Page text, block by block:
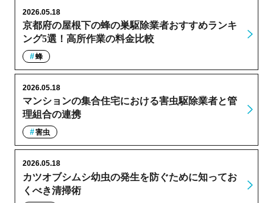
京都府の屋根下の蜂の巣駆除業者おすすめランキ
ング5選！高所作業の料金比較
2026.05.18
蜂
マンションの集合住宅における害虫駆除業者と管
理組合の連携
2026.05.18
害虫
カツオブシムシ幼虫の発生を防ぐために知ってお
くべき清掃術
2026.05.18